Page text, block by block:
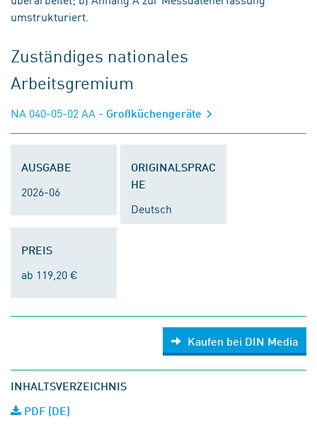
umstrukturiert.
Zuständiges nationales
Arbeitsgremium
NA 040-05-02 AA - Großküchengeräte
AUSGABE
2026-06
ORIGINALSPRAC
HE
Deutsch
PREIS
ab 119,20 €
Kaufen bei DIN Media
INHALTSVERZEICHNIS
PDF (DE)